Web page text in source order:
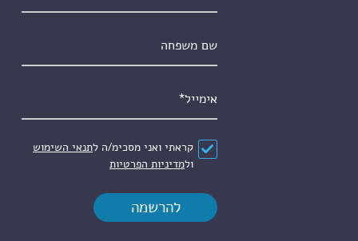
הסכם*
קראתי ואני מסכימ/ה לתנאי השימוש
ולמדיניות הפרטיות